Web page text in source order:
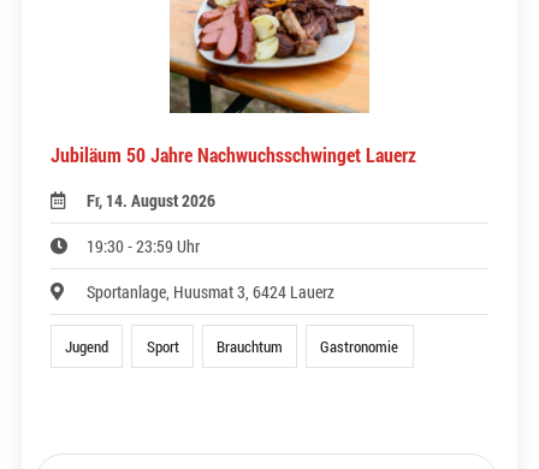
Jubiläum 50 Jahre Nachwuchsschwinget Lauerz
Fr, 14. August 2026
19:30 - 23:59 Uhr
Sportanlage, Huusmat 3, 6424 Lauerz
Jugend Sport Brauchtum Gastronomie